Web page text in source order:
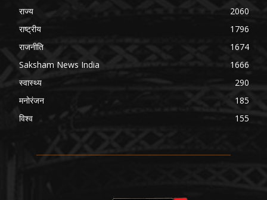
राज्य
2060
राष्ट्रीय
1796
राजनीति
1674
Saksham News India
1666
स्वास्थ्य
290
मनोरंजन
185
विश्व
155